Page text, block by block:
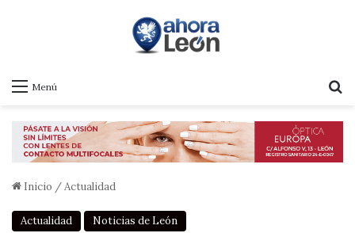
Menú
Inicio /Actualidad
Actualidad Noticias de León